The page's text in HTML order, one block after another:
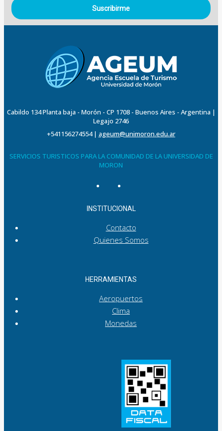
Suscribirme
Cabildo 134 Planta baja - Morón - CP 1708 - Buenos Aires - Argentina |
Legajo 2746
+541156274554 | ageum@unimoron.edu.ar
SERVICIOS TURISTICOS PARA LA COMUNIDAD DE LA UNIVERSIDAD DE
MORON
INSTITUCIONAL
Contacto
Quienes Somos
HERRAMIENTAS
Aeropuertos
Clima
Monedas